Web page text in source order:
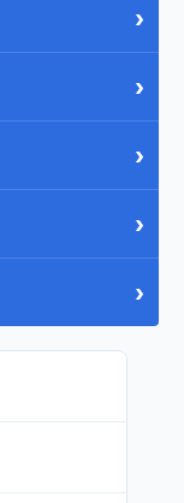
›
›
›
›
›